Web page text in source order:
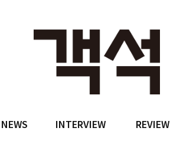
NEWS INTERVIEW REVIEW